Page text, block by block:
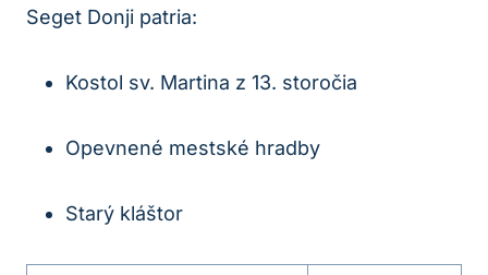
Seget Donji patria:
Kostol sv. Martina z 13. storočia
Opevnené mestské hradby
Starý kláštor